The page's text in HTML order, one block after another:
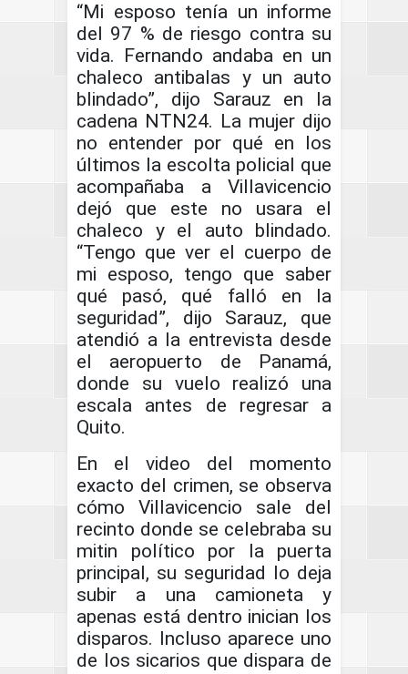
“Mi esposo tenía un informe
del 97 % de riesgo contra su
vida. Fernando andaba en un
chaleco antibalas y un auto
blindado”, dijo Sarauz en la
cadena NTN24. La mujer dijo
no entender por qué en los
últimos la escolta policial que
acompañaba a Villavicencio
dejó que este no usara el
chaleco y el auto blindado.
“Tengo que ver el cuerpo de
mi esposo, tengo que saber
qué pasó, qué falló en la
seguridad”, dijo Sarauz, que
atendió a la entrevista desde
el aeropuerto de Panamá,
donde su vuelo realizó una
escala antes de regresar a
Quito.
En el video del momento
exacto del crimen, se observa
cómo Villavicencio sale del
recinto donde se celebraba su
mitin político por la puerta
principal, su seguridad lo deja
subir a una camioneta y
apenas está dentro inician los
disparos. Incluso aparece uno
de los sicarios que dispara de